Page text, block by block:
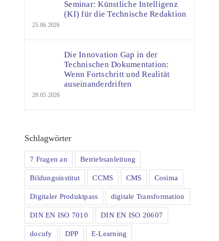
Seminar: Künstliche Intelligenz
(KI) für die Technische Redaktion
25.06.2026
Die Innovation Gap in der
Technischen Dokumentation:
Wenn Fortschritt und Realität
auseinanderdriften
28.05.2026
Schlagwörter
7 Fragen an Betriebsanleitung
Bildungsinstitut CCMS CMS Cosima
Digitaler Produktpass digitale Transformation
DIN EN ISO 7010 DIN EN ISO 20607
docufy DPP E-Learning